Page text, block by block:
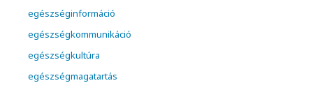
egészséginformáció
egészségkommunikáció
egészségkultúra
egészségmagatartás